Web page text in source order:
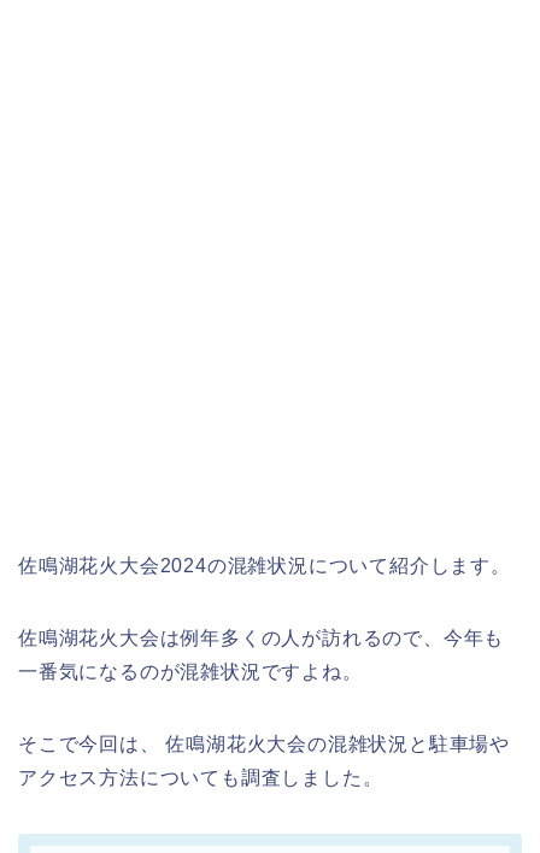
佐鳴湖花火大会2024の混雑状況について紹介します。
佐鳴湖花火大会は例年多くの人が訪れるので、今年も
一番気になるのが混雑状況ですよね。
そこで今回は、 佐鳴湖花火大会の混雑状況と駐車場や
アクセス方法についても調査しました。